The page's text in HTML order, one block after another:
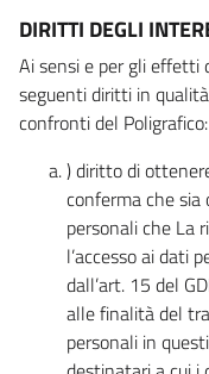
DIRITTI DEGLI
Ai sensi e per gli effetti
seguenti diritti in
confronti del Poligrafico:
) diritto di
conferma che
personali che La
l’accesso ai dati
dall’art. 15 del
alle finalità del
personali in